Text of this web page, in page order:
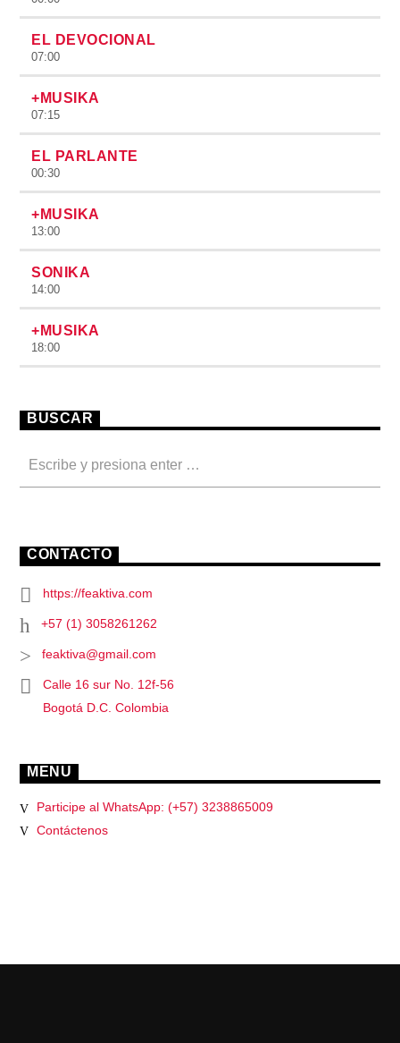
EL DEVOCIONAL
07:00
+MUSIKA
07:15
EL PARLANTE
00:30
+MUSIKA
13:00
SONIKA
14:00
+MUSIKA
18:00
BUSCAR
CONTACTO
https://feaktiva.com
+57 (1) 3058261262
feaktiva@gmail.com
Calle 16 sur No. 12f-56
Bogotá D.C. Colombia
MENU
Participe al WhatsApp: (+57) 3238865009
Contáctenos